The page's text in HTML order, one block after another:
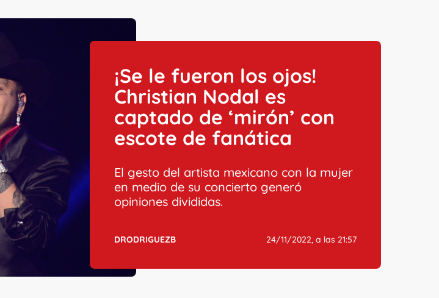
¡Se le fueron los ojos!
Christian Nodal es
captado de ‘mirón’ con
escote de fanática
El gesto del artista mexicano con la mujer
en medio de su concierto generó
opiniones divididas.
DRODRIGUEZB 24/11/2022, a las 21:57